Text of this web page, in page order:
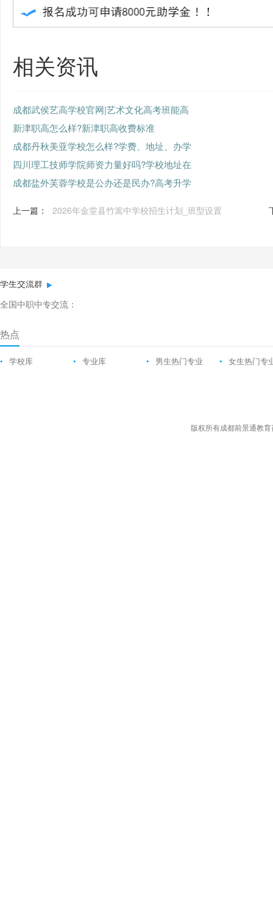
相关资讯
成都武侯艺高学校官网|艺术文化高考班能高
新津职高怎么样?新津职高收费标准
成都丹秋美亚学校怎么样?学费、地址、办学
四川理工技师学院师资力量好吗?学校地址在
成都盐外芙蓉学校是公办还是民办?高考升学
上一篇： 2026年金堂县竹篙中学校招生计划_班型设置
学生交流群
全国中职中专交流：
热点
• 学校库 • 专业库 • 男生热门专业 • 女生热门专
版权所有成都前景通教